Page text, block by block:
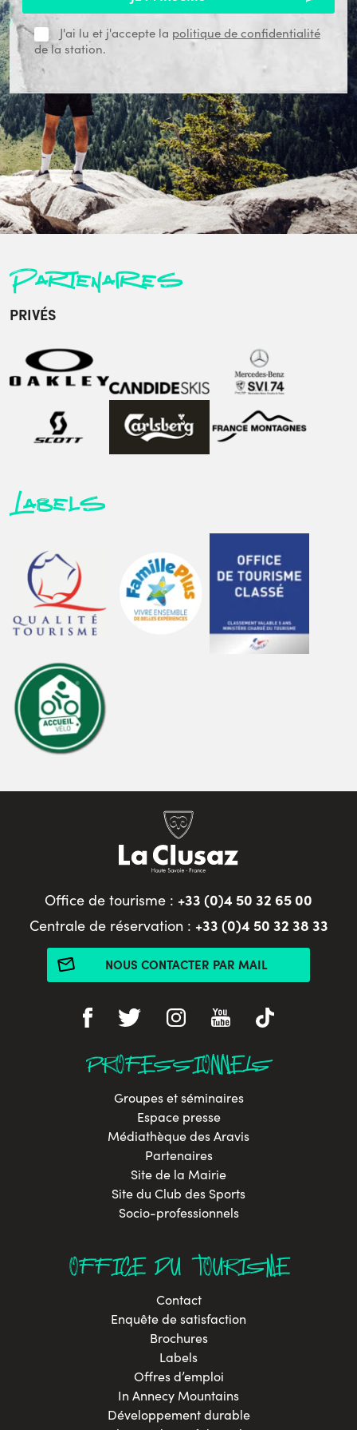
J'ai lu et j'accepte la politique de confidentialité
de la station.
Partenaires
PRIVÉS
Labels
Office de tourisme : +33 (0)4 50 32 65 00
Centrale de réservation : +33 (0)4 50 32 38 33
NOUS CONTACTER PAR MAIL
PROFESSIONNELS
Groupes et séminaires
Espace presse
Médiathèque des Aravis
Partenaires
Site de la Mairie
Site du Club des Sports
Socio-professionnels
OFFICE DU TOURISME
Contact
Enquête de satisfaction
Brochures
Labels
Offres d’emploi
In Annecy Mountains
Développement durable